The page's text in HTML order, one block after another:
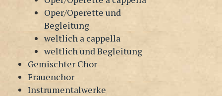
Oper/Operette und
Begleitung
weltlich a cappella
weltlich und Begleitung
Gemischter Chor
Frauenchor
Instrumentalwerke